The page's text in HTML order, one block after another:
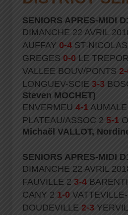
SENIORS APRES-MIDI
DIMANCHE 22 AVRIL
AUFFAY 0-4 ST-
GREGES 0-0 LE
VALLEE BOUV/PONTS
LONGUEV-SCIE 3-3
Steven MOCHET)
ENVERMEU 4-1 AUMALE
PLATEAU/ASSOC 2 5-1
Michaël VALLOT,
SENIORS APRES-MIDI
DIMANCHE 22 AVRIL
FAUVILLE 2 3-4
CANY 2 1-0
DOUDEVILLE 2-3